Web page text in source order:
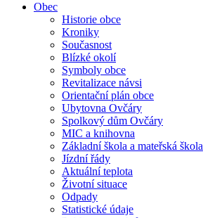
Obec
Historie obce
Kroniky
Současnost
Blízké okolí
Symboly obce
Revitalizace návsi
Orientační plán obce
Ubytovna Ovčáry
Spolkový dům Ovčáry
MIC a knihovna
Základní škola a mateřská škola
Jízdní řády
Aktuální teplota
Životní situace
Odpady
Statistické údaje